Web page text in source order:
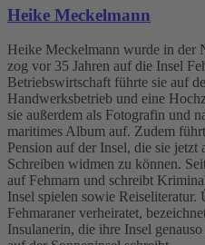
Heike Meckelmann
Heike Meckelmann wurde in der
zog vor 35 Jahren auf die Insel
Betriebswirtschaft führte sie auf
Handwerksbetrieb und eine
sie außerdem als Fotografin und
maritimes Album auf. Zudem
Pension auf der Insel, die sie jetzt
Schreiben widmen zu können.
auf Fehmarn und schreibt
Insel spielen sowie Reiseliteratur.
Fehmaraner verheiratet,
Insulanerin, die ihre Insel